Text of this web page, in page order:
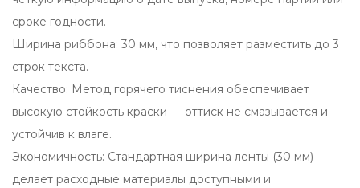
сроке годности.
Ширина риббона: 30 мм, что позволяет разместить до 3
строк текста.
Качество: Метод горячего тиснения обеспечивает
высокую стойкость краски — оттиск не смазывается и
устойчив к влаге.
Экономичность: Стандартная ширина ленты (30 мм)
делает расходные материалы доступными и